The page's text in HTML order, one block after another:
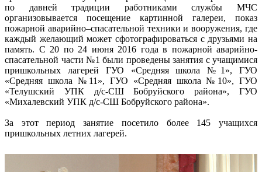
по давней традиции работниками службы МЧС
организовывается посещение картинной галереи, показ
пожарной аварийно–спасательной техники и вооружения, где
каждый желающий может сфотографироваться с друзьями на
память. С 20 по 24 июня 2016 года в пожарной аварийно-
спасательной части №1 были проведены занятия с учащимися
пришкольных лагерей ГУО «Средняя школа №1», ГУО
«Средняя школа №11», ГУО «Средняя школа №10», ГУО
«Телушский УПК д/с-СШ Бобруйского района», ГУО
«Михалевский УПК д/с-СШ Бобруйского района».
За этот период занятие посетило более 145 учащихся
пришкольных летних лагерей.